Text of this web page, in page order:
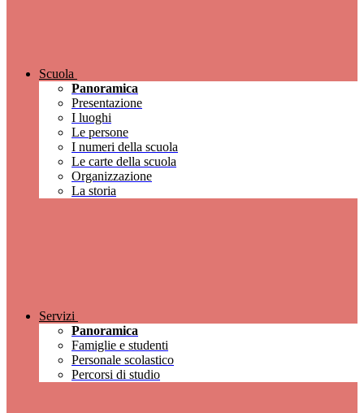
Scuola
Panoramica
Presentazione
I luoghi
Le persone
I numeri della scuola
Le carte della scuola
Organizzazione
La storia
Servizi
Panoramica
Famiglie e studenti
Personale scolastico
Percorsi di studio